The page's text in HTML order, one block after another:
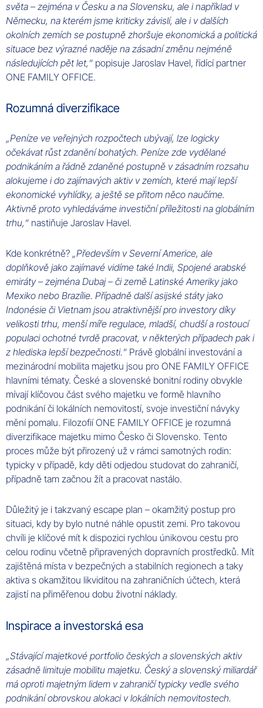
světa – zejména v Česku a na Slovensku, ale i například v
Německu, na kterém jsme kriticky závislí, ale i v dalších
okolních zemích se postupně zhoršuje ekonomická a politická
situace bez výrazné naděje na zásadní změnu nejméně
následujících pět let,“ popisuje Jaroslav Havel, řídící partner
ONE FAMILY OFFICE.
Rozumná diverzifikace
„Peníze ve veřejných rozpočtech ubývají, lze logicky
očekávat růst zdanění bohatých. Peníze zde vydělané
podnikáním a řádně zdaněné postupně v zásadním rozsahu
alokujeme i do zajímavých aktiv v zemích, které mají lepší
ekonomické vyhlídky, a ještě se přitom něco naučíme.
Aktivně proto vyhledáváme investiční příležitosti na globálním
trhu,“ nastiňuje Jaroslav Havel.
Kde konkrétně? „Především vSeverní Americe, ale
doplňkově jako zajímavé vidíme také Indii, Spojené arabské
emiráty– zejména Dubaj– či země Latinské Amerikyjako
Mexiko nebo Brazílie. Případně dalšíasijské státyjako
Indonésie či Vietnam jsou atraktivnější pro investorydíky
velikosti trhu, menší míře regulace, mladší, chudší a rostoucí
populaci ochotné tvrdě pracovat, v některých případech pak i
z hlediska lepší bezpečnosti.“ Právě globální investování a
mezinárodní mobilita majetku jsou pro ONE FAMILY OFFICE
hlavními tématy. České a slovenské bonitní rodiny obvykle
mívají klíčovou část svého majetku ve formě hlavního
podnikání či lokálních nemovitostí, svoje investiční návyky
mění pomalu. Filozofií ONE FAMILY OFFICE je rozumná
diverzifikace majetku mimo Česko či Slovensko. Tento
proces může být přirozený už v rámci samotných rodin:
typicky v případě, kdy děti odjedou studovat do zahraničí,
případně tam začnou žít a pracovat nastálo.
Důležitý je i takzvaný escape plan – okamžitý postup pro
situaci, kdy by bylo nutné náhle opustit zemi. Pro takovou
chvíli je klíčové mít k dispozici rychlou únikovou cestu pro
celou rodinu včetně připravených dopravních prostředků. Mít
zajištěná místa v bezpečných a stabilních regionech a taky
aktiva s okamžitou likviditou na zahraničních účtech, která
zajistí na přiměřenou dobu životní náklady.
Inspirace a investorská esa
„Stávající majetkové portfolio českých a slovenských aktiv
zásadně limituje mobilitu majetku. Český a slovenskýmiliardář
má oproti majetným lidem v zahraničí typicky vedle svého
podnikání obrovskou alokaci v lokálních nemovitostech.